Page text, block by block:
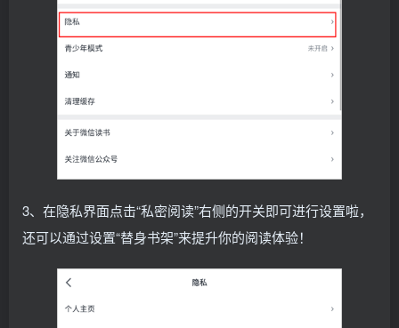
3、在隐私界面点击“私密阅读”右侧的开关即可进行设置啦，
还可以通过设置“替身书架”来提升你的阅读体验！